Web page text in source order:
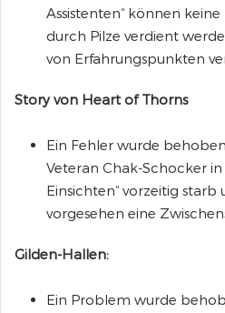
Assistenten“ können
durch Pilze verdient
von Erfahrungspunkten
Story von Heart of Thorns
Ein Fehler wurde
Veteran Chak-Schocker
Einsichten“ vorzeitig starb
vorgesehen eine
Gilden-Hallen:
Ein Problem wurde